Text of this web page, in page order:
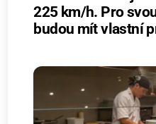
225 km/h. Pro
budou mít vlastní